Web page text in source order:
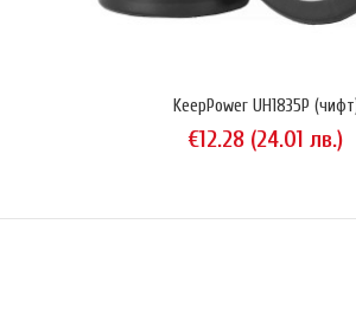
устройство. Контролната платка на чип-
KeepPower UH1835P
€12.28 (24.01 лв.)